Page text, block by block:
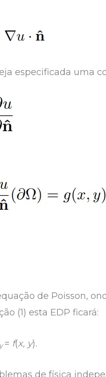
especificada uma
de Poisson,
(1) esta EDP ficará:
= f(x, y).
de física